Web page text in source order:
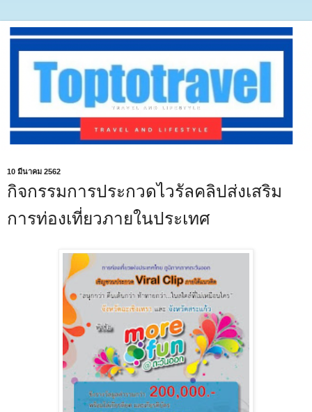
10 มีนาคม 2562
กิจกรรมการประกวดไวรัลคลิปส่งเสริม
การท่องเที่ยวภายในประเทศ